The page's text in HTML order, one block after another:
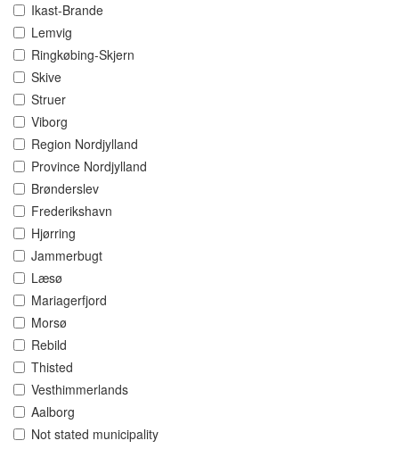
Ikast-Brande
Lemvig
Ringkøbing-Skjern
Skive
Struer
Viborg
Region Nordjylland
Province Nordjylland
Brønderslev
Frederikshavn
Hjørring
Jammerbugt
Læsø
Mariagerfjord
Morsø
Rebild
Thisted
Vesthimmerlands
Aalborg
Not stated municipality